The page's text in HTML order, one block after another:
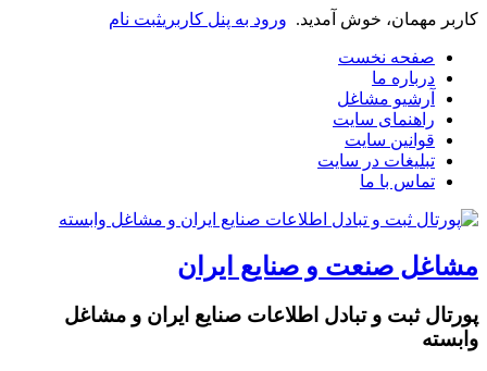
کاربر مهمان، خوش آمدید. ورود به پنل کاربریثبت نام
صفحه نخست
درباره ما
آرشیو مشاغل
راهنمای سایت
قوانین سایت
تبلیغات در سایت
تماس با ما
مشاغل صنعت و صنایع ایران
پورتال ثبت و تبادل اطلاعات صنایع ایران و مشاغل
وابسته